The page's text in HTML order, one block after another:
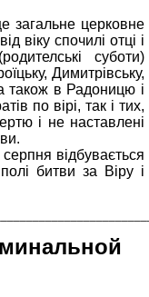
загальне церковне
віку спочилі отці і
суботи)
Димитрівську,
також в Радоницю і
по вірі, так і тих,
і не наставлені
відбувається
битви за Віру і